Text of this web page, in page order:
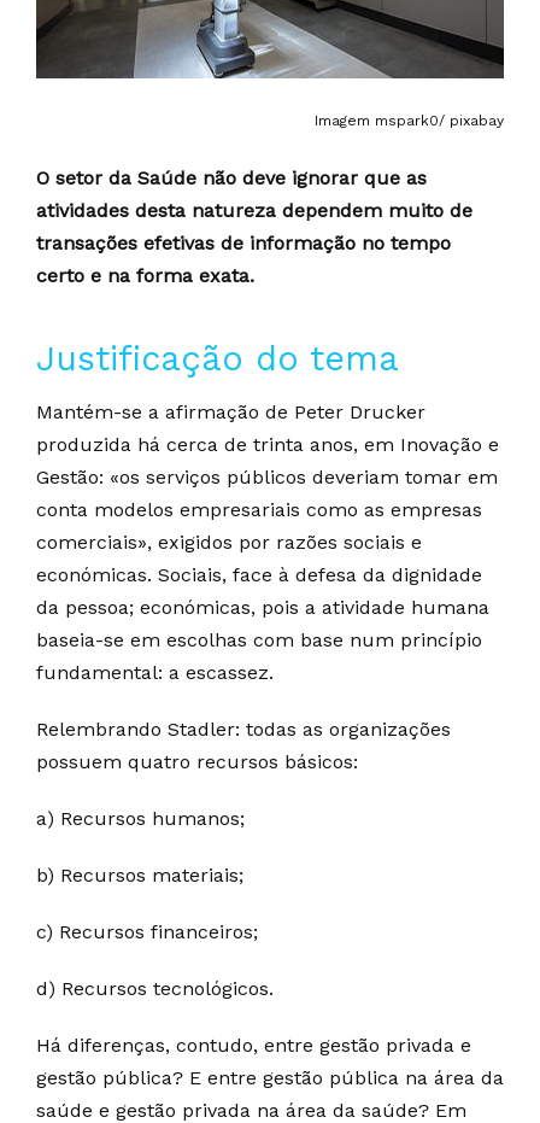
Imagem mspark0/ pixabay
O setor da Saúde não deve ignorar que as
atividades desta natureza dependem muito de
transações efetivas de informação no tempo
certo e na forma exata.
Justificação do tema
Mantém-se a afirmação de Peter Drucker
produzida há cerca de trinta anos, em Inovação e
Gestão: «os serviços públicos deveriam tomar em
conta modelos empresariais como as empresas
comerciais», exigidos por razões sociais e
económicas. Sociais, face à defesa da dignidade
da pessoa; económicas, pois a atividade humana
baseia-se em escolhas com base num princípio
fundamental: a escassez.
Relembrando Stadler: todas as organizações
possuem quatro recursos básicos:
a) Recursos humanos;
b) Recursos materiais;
c) Recursos financeiros;
d) Recursos tecnológicos.
Há diferenças, contudo, entre gestão privada e
gestão pública? E entre gestão pública na área da
saúde e gestão privada na área da saúde? Em